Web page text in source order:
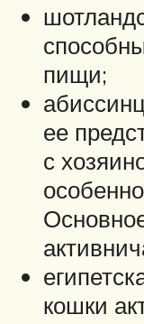
пищи;
ее
с
кошки